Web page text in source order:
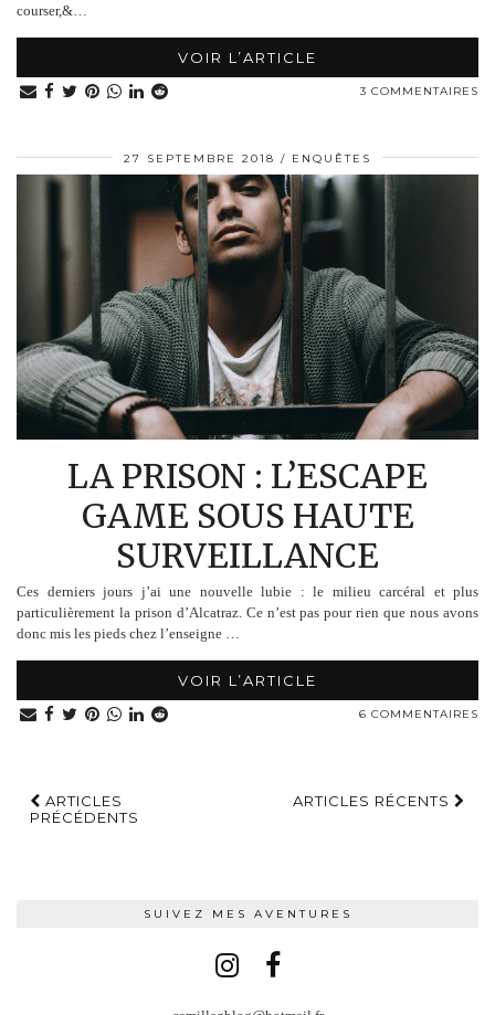
courser,&…
VOIR L’ARTICLE
3 COMMENTAIRES
27 SEPTEMBRE 2018 ENQUÊTES
LA PRISON : L’ESCAPE
GAME SOUS HAUTE
SURVEILLANCE
Ces derniers jours j’ai une nouvelle lubie : le milieu carcéral et plus
particulièrement la prison d’Alcatraz. Ce n’est pas pour rien que nous avons
donc mis les pieds chez l’enseigne …
VOIR L’ARTICLE
6 COMMENTAIRES
ARTICLES
PRÉCÉDENTS
ARTICLES RÉCENTS
SUIVEZ MES AVENTURES